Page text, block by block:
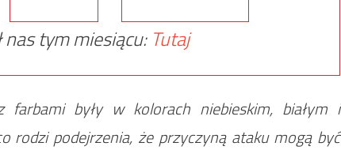
tym miesiącu: Tutaj
farbami były w kolorach niebieskim, białym i
rodzi podejrzenia, że przyczyną ataku mogą być